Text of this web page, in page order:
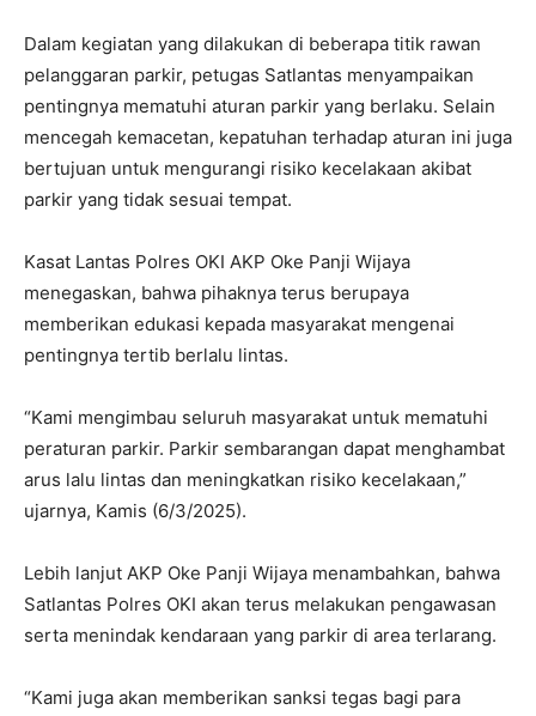
Dalam kegiatan yang dilakukan di beberapa titik rawan
pelanggaran parkir, petugas Satlantas menyampaikan
pentingnya mematuhi aturan parkir yang berlaku. Selain
mencegah kemacetan, kepatuhan terhadap aturan ini juga
bertujuan untuk mengurangi risiko kecelakaan akibat
parkir yang tidak sesuai tempat.
Kasat Lantas Polres OKI AKP Oke Panji Wijaya
menegaskan, bahwa pihaknya terus berupaya
memberikan edukasi kepada masyarakat mengenai
pentingnya tertib berlalu lintas.
“Kami mengimbau seluruh masyarakat untuk mematuhi
peraturan parkir. Parkir sembarangan dapat menghambat
arus lalu lintas dan meningkatkan risiko kecelakaan,”
ujarnya, Kamis (6/3/2025).
Lebih lanjut AKP Oke Panji Wijaya menambahkan, bahwa
Satlantas Polres OKI akan terus melakukan pengawasan
serta menindak kendaraan yang parkir di area terlarang.
“Kami juga akan memberikan sanksi tegas bagi para